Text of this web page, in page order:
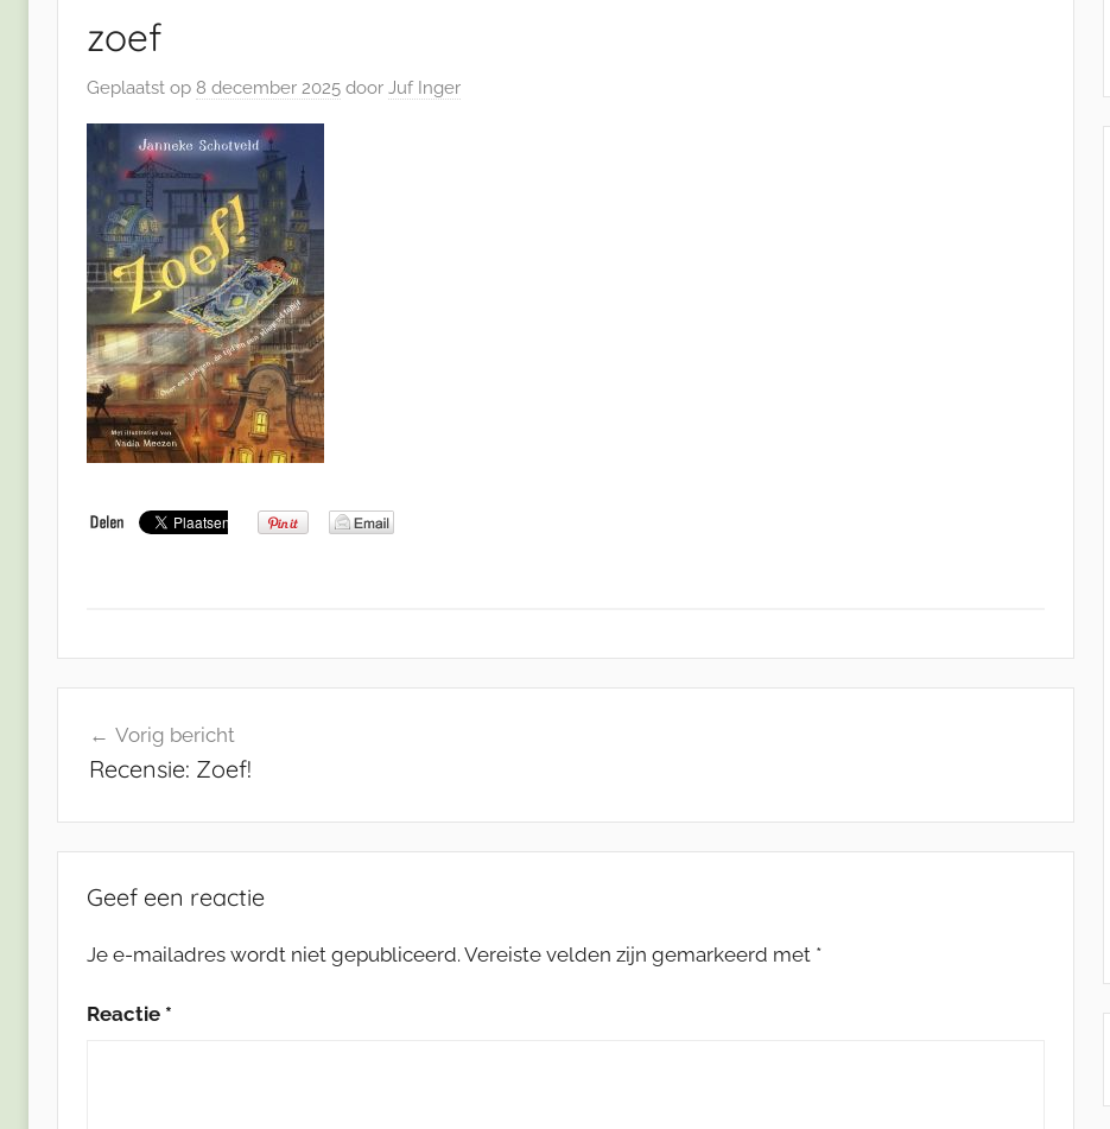
zoef
Geplaatst op 8 december 2025 door Juf Inger
navigatie
Vorig bericht
Recensie: Zoef!
Geef een reactie
Je e-mailadres wordt niet gepubliceerd. Vereiste velden zijn gemarkeerd met *
Reactie *